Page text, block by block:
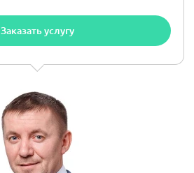
Заказать услугу